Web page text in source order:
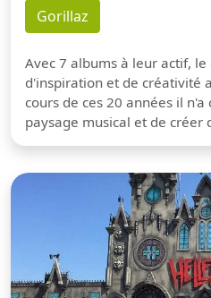
Gorillaz
Avec 7 albums à leur actif,
d'inspiration et de créativité
cours de ces 20 années il
paysage musical et de créer